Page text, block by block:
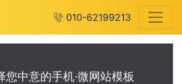
010-62199213
您中意的手机·微网站模板